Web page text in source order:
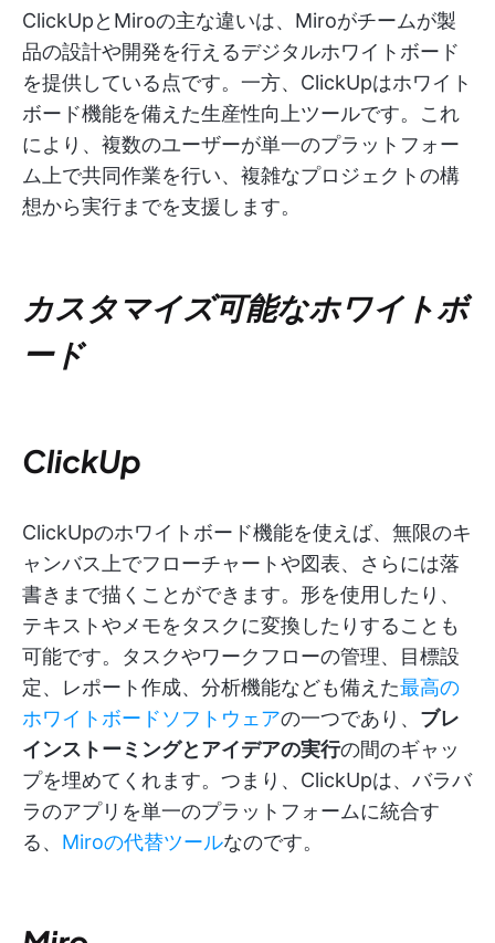
ClickUpとMiroの主な違いは、Miroがチームが製
品の設計や開発を行えるデジタルホワイトボード
を提供している点です。一方、ClickUpはホワイト
ボード機能を備えた生産性向上ツールです。これ
により、複数のユーザーが単一のプラットフォー
ム上で共同作業を行い、複雑なプロジェクトの構
想から実行までを支援します。
カスタマイズ可能なホワイトボ
ード
ClickUp
ClickUpのホワイトボード機能を使えば、無限のキ
ャンバス上でフローチャートや図表、さらには落
書きまで描くことができます。形を使用したり、
テキストやメモをタスクに変換したりすることも
可能です。タスクやワークフローの管理、目標設
定、レポート作成、分析機能なども備えた最高の
ホワイトボードソフトウェアの一つであり、 ブレ
インストーミングとアイデアの実行の間のギャッ
プを埋めてくれます。つまり、ClickUpは、バラバ
ラのアプリを単一のプラットフォームに統合す
る、 Miroの代替ツールなのです。